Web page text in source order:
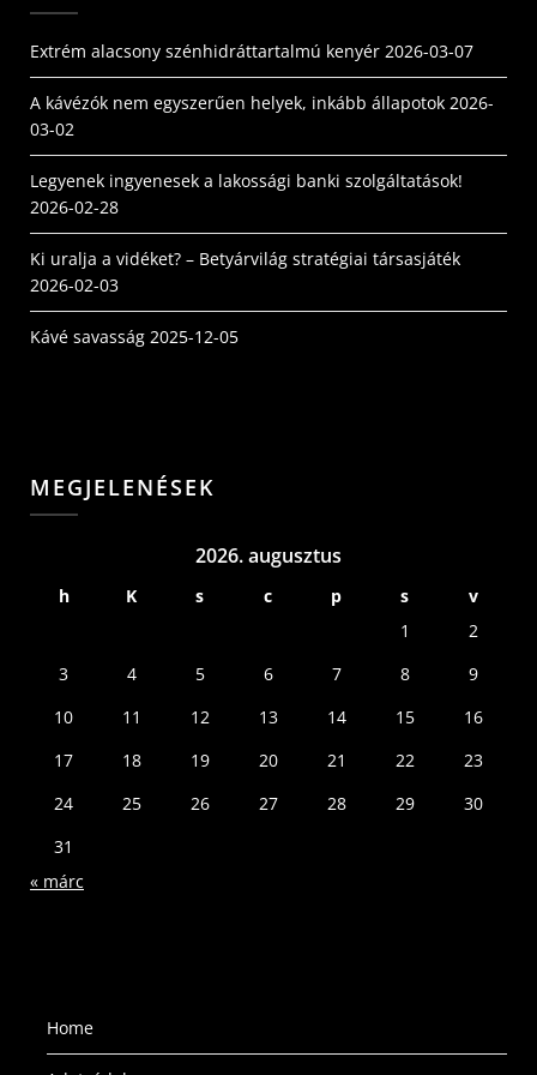
Extrém alacsony szénhidráttartalmú kenyér 2026-03-07
A kávézók nem egyszerűen helyek, inkább állapotok 2026-
03-02
Legyenek ingyenesek a lakossági banki szolgáltatások!
2026-02-28
Ki uralja a vidéket? – Betyárvilág stratégiai társasjáték
2026-02-03
Kávé savasság 2025-12-05
MEGJELENÉSEK
2026. augusztus
h K s c p s
v
1
2
3
4 5 6 7 8
9
10
11 12 13 14 15
16
17
18 19 20 21 22
23
24
25 26 27 28 29
30
31
« márc
Home